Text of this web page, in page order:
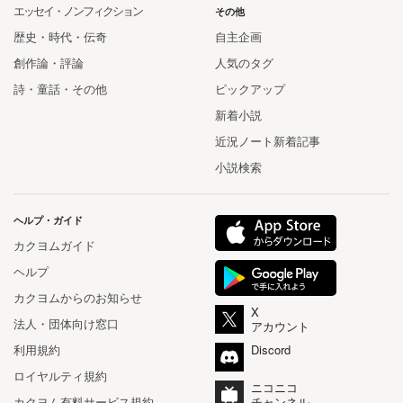
エッセイ・ノンフィクション
歴史・時代・伝奇
創作論・評論
詩・童話・その他
その他
自主企画
人気のタグ
ピックアップ
新着小説
近況ノート新着記事
小説検索
ヘルプ・ガイド
カクヨムガイド
ヘルプ
カクヨムからのお知らせ
法人・団体向け窓口
利用規約
ロイヤルティ規約
X
アカウント
Discord
ニコニコ